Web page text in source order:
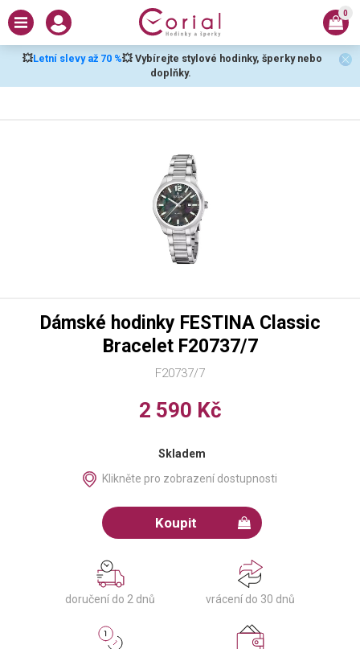
💥Letní slevy až 70 %💥 Vybírejte stylové hodinky, šperky nebo
doplňky.
0
F20737/7
Dámské hodinky FESTINA Classic
Bracelet F20737/7
2 590 Kč
Skladem
Klikněte pro zobrazení dostupnosti
Koupit
doručení do 2 dnů vrácení do 30 dnů